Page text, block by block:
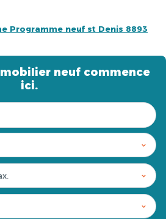
Programme neuf st Denis 8893
neuf commence
ici.